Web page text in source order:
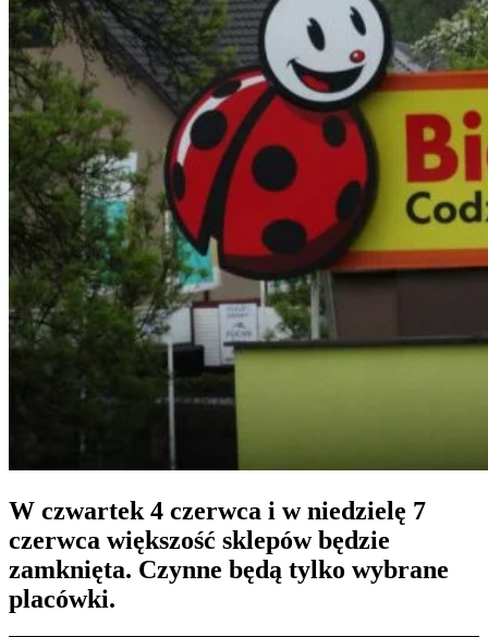
W czwartek 4 czerwca i w niedzielę 7
czerwca większość sklepów będzie
zamknięta. Czynne będą tylko wybrane
placówki.